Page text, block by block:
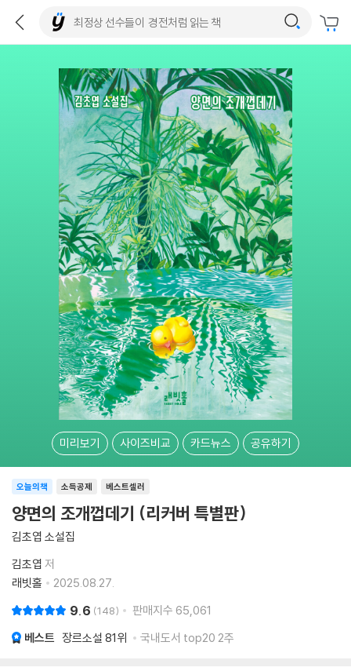
미리보기 사이즈비교 카드뉴스 공유하기
소득공제 베스트셀러
오늘의책
양면의 조개껍데기 (리커버 특별판)
김초엽 소설집
김초엽 저
래빗홀
2025.08.27.
9.6 148 판매지수 65,061
베스트 장르소설 81위 국내도서 top20 2주